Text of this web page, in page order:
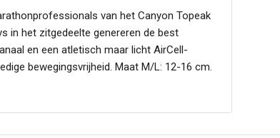
van het Canyon Topeak
in het zitgedeelte genereren de best
en een atletisch maar licht AirCell-
bewegingsvrijheid. Maat M/L: 12-16 cm.